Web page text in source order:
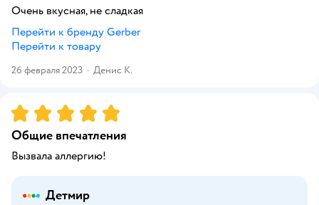
Очень вкусная, не сладкая
Перейти к бренду Gerber
Перейти к товару
26 февраля 2023 · Денис К.
Рейтинг:5
Общие впечатления
Вызвала аллергию!
Детмир